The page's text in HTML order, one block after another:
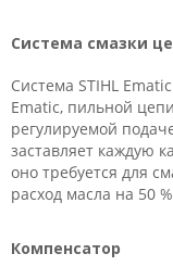
Система смазки
Система STIHL
Ematic, пильной
регулируемой
заставляет каждую
оно требуется для
расход масла на 50
Компенсатор